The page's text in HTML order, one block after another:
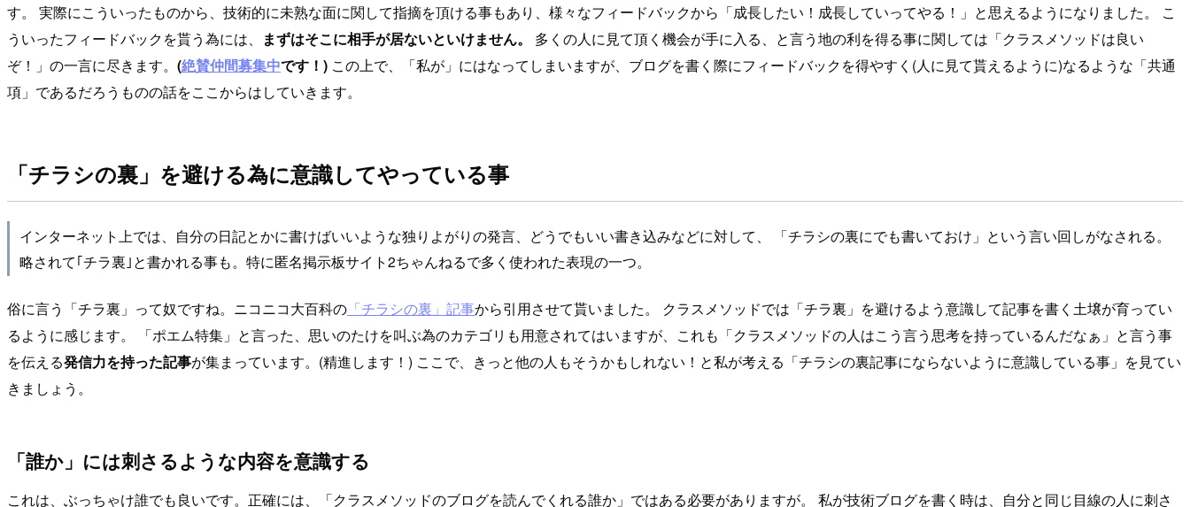
す。 実際にこういったものから、技術的に未熟な面に関して指摘を頂ける事もあり、様々なフィードバックから「成長したい！成長していってやる！」と思えるようになりました。 こ
ういったフィードバックを貰う為には、
まずはそこに相手が居ないといけません。
多くの人に見て頂く機会が手に入る、と言う地の利を得る事に関しては「クラスメソッドは良い
ぞ！」の一言に尽きます。 (絶賛仲間募集中です！) この上で、「私が」にはなってしまいますが、ブログを書く際にフィードバックを得やすく(人に見て貰えるように)なるような「共通
項」であるだろうものの話をここからはしていきます。
「チラシの裏」を避ける為に意識してやっている事
インターネット上では、自分の日記とかに書けばいいような独りよがりの発言、どうでもいい書き込みなどに対して、 「チラシの裏にでも書いておけ」という言い回しがなされる。
略されて｢チラ裏｣と書かれる事も。特に匿名掲示板サイト2ちゃんねるで多く使われた表現の一つ。
俗に言う「チラ裏」って奴ですね。ニコニコ大百科の 「チラシの裏」記事から引用させて貰いました。 クラスメソッドでは「チラ裏」を避けるよう意識して記事を書く土壌が育ってい
るように感じます。 「ポエム特集」と言った、思いのたけを叫ぶ為のカテゴリも用意されてはいますが、これも「クラスメソッドの人はこう言う思考を持っているんだなぁ」と言う事
を伝える発信力を持った記事が集まっています。(精進します！) ここで、きっと他の人もそうかもしれない！と私が考える「チラシの裏記事にならないように意識している事」を見てい
きましょう。
「誰か」には刺さるような内容を意識する
これは、ぶっちゃけ誰でも良いです。正確には、「クラスメソッドのブログを読んでくれる誰か」ではある必要がありますが。 私が技術ブログを書く時は、自分と同じ目線の人に刺さ